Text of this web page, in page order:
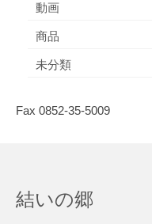
動画
商品
未分類
Fax 0852-35-5009
結いの郷